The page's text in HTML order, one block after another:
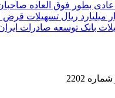
بطور فوق العاده صاحبان